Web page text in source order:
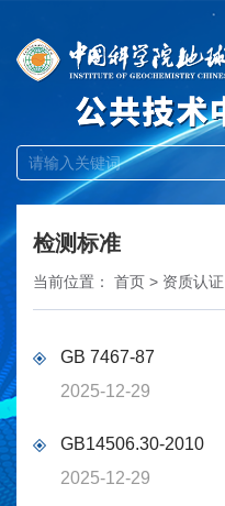
检测标准
当前位置： 首页 > 资质认证
GB 7467-87
2025-12-29
GB14506.30-2010
2025-12-29